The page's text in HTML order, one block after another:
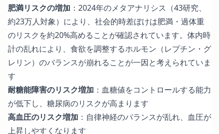
肥満リスクの増加 ： 2024年のメタアナリシス（43研究、
約23万人対象） により、社会的時差ぼけは肥満・過体重
のリスクを約20%高めることが確認されています。体内時
計の乱れにより、食欲を調整するホルモン（レプチン・グ
レリン）のバランスが崩れることが一因と考えられていま
す
耐糖能障害のリスク増加 ：血糖値をコントロールする能力
が低下し、糖尿病のリスクが高まります
高血圧のリスク増加 ：自律神経のバランスが乱れ、血圧が
上昇しやすくなります